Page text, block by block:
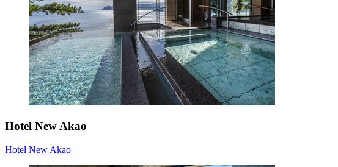
Hotel New Akao
Hotel New Akao